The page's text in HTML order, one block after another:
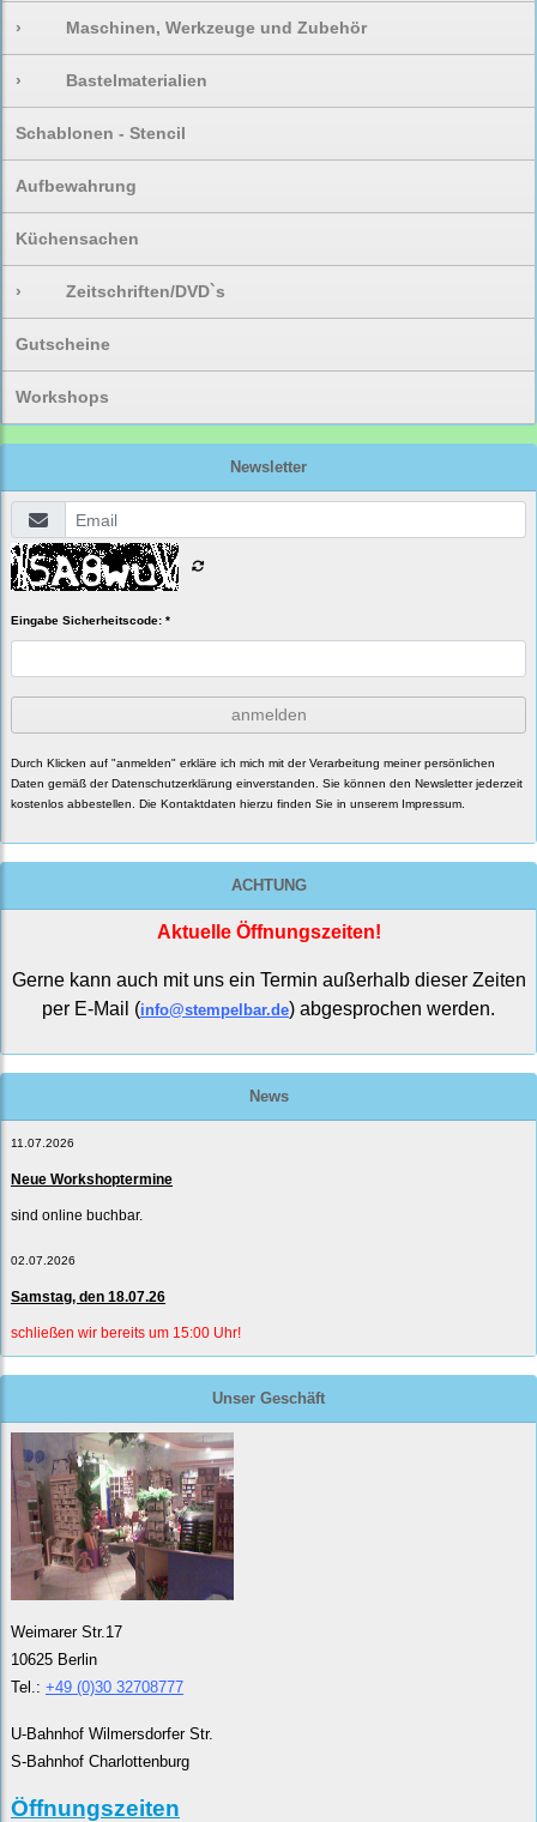
› Maschinen, Werkzeuge und Zubehör
› Bastelmaterialien
Schablonen - Stencil
Aufbewahrung
Küchensachen
› Zeitschriften/DVD`s
Gutscheine
Workshops
Newsletter
Eingabe Sicherheitscode: *
anmelden
Durch Klicken auf "anmelden" erkläre ich mich mit der Verarbeitung meiner persönlichen
Daten gemäß der Datenschutzerklärung einverstanden. Sie können den Newsletter jederzeit
kostenlos abbestellen. Die Kontaktdaten hierzu finden Sie in unserem Impressum.
ACHTUNG
Aktuelle Öffnungszeiten!
Gerne kann auch mit uns ein Termin außerhalb dieser Zeiten
per E-Mail (info@stempelbar.de) abgesprochen werden.
News
11.07.2026
Neue Workshoptermine
sind online buchbar.
02.07.2026
Samstag, den 18.07.26
schließen wir bereits um 15:00 Uhr!
Unser Geschäft
Weimarer Str.17
10625 Berlin
Tel.: +49 (0)30 32708777
U-Bahnhof Wilmersdorfer Str.
S-Bahnhof Charlottenburg
Öffnungszeiten